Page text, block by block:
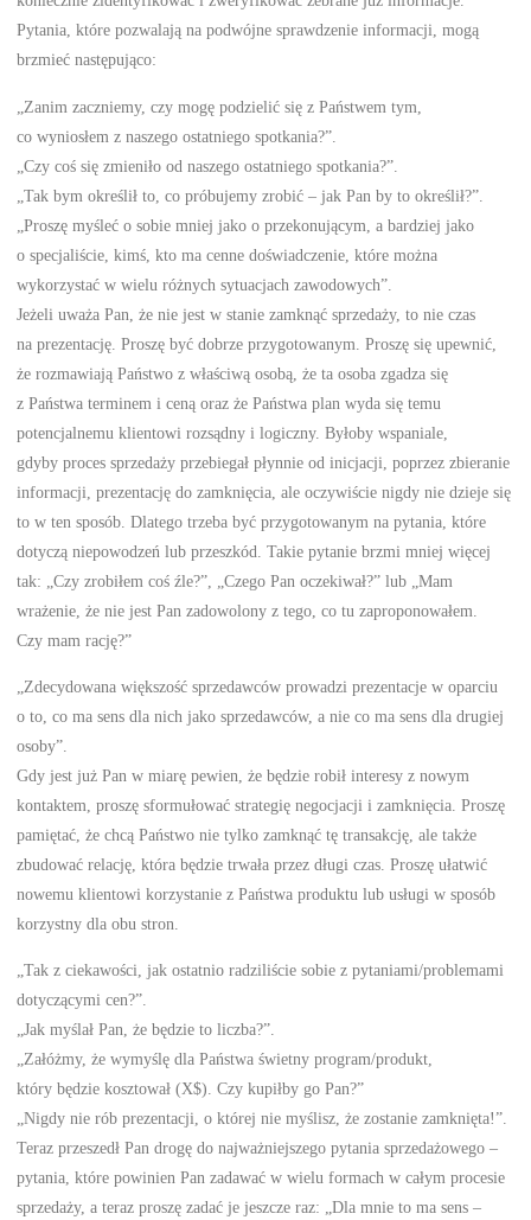
Pytania, które pozwalają na podwójne sprawdzenie informacji, mogą
brzmieć następująco:
„Zanim zaczniemy, czy mogę podzielić się z Państwem tym,
co wyniosłem z naszego ostatniego spotkania?”.
„Czy coś się zmieniło od naszego ostatniego spotkania?”.
„Tak bym określił to, co próbujemy zrobić – jak Pan by to określił?”.
„Proszę myśleć o sobie mniej jako o przekonującym, a bardziej jako
o specjaliście, kimś, kto ma cenne doświadczenie, które można
wykorzystać w wielu różnych sytuacjach zawodowych”.
Jeżeli uważa Pan, że nie jest w stanie zamknąć sprzedaży, to nie czas
na prezentację. Proszę być dobrze przygotowanym. Proszę się upewnić,
że rozmawiają Państwo z właściwą osobą, że ta osoba zgadza się
z Państwa terminem i ceną oraz że Państwa plan wyda się temu
potencjalnemu klientowi rozsądny i logiczny. Byłoby wspaniale,
gdyby proces sprzedaży przebiegał płynnie od inicjacji, poprzez zbieranie
informacji, prezentację do zamknięcia, ale oczywiście nigdy nie dzieje się
to w ten sposób. Dlatego trzeba być przygotowanym na pytania, które
dotyczą niepowodzeń lub przeszkód. Takie pytanie brzmi mniej więcej
tak: „Czy zrobiłem coś źle?”, „Czego Pan oczekiwał?” lub „Mam
wrażenie, że nie jest Pan zadowolony z tego, co tu zaproponowałem.
Czy mam rację?”
„Zdecydowana większość sprzedawców prowadzi prezentacje w oparciu
o to, co ma sens dla nich jako sprzedawców, a nie co ma sens dla drugiej
osoby”.
Gdy jest już Pan w miarę pewien, że będzie robił interesy z nowym
kontaktem, proszę sformułować strategię negocjacji i zamknięcia. Proszę
pamiętać, że chcą Państwo nie tylko zamknąć tę transakcję, ale także
zbudować relację, która będzie trwała przez długi czas. Proszę ułatwić
nowemu klientowi korzystanie z Państwa produktu lub usługi w sposób
korzystny dla obu stron.
„Tak z ciekawości, jak ostatnio radziliście sobie z pytaniami/problemami
dotyczącymi cen?”.
„Jak myślał Pan, że będzie to liczba?”.
„Załóżmy, że wymyślę dla Państwa świetny program/produkt,
który będzie kosztował (X$). Czy kupiłby go Pan?”
„Nigdy nie rób prezentacji, o której nie myślisz, że zostanie zamknięta!”.
Teraz przeszedł Pan drogę do najważniejszego pytania sprzedażowego –
pytania, które powinien Pan zadawać w wielu formach w całym procesie
sprzedaży, a teraz proszę zadać je jeszcze raz: „Dla mnie to ma sens –